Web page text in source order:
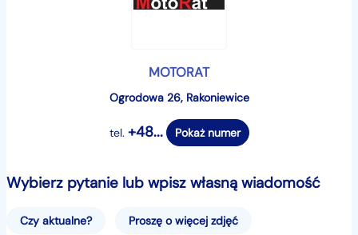
elektrycznym o mocy 1000W przeznaczony dla dzieci
bezpieczeństwa oraz regulację prędkości. Maksymalny
zalecany wzrost - 135cm
### GWARANCJA ###
PRODUKTU NAJWYŻEJ JAKOŚCI !
MOTORAT
Ogrodowa 26, Rakoniewice
tel. +48... Pokaż numer
Wybierz pytanie lub wpisz własną wiadomość
Czy aktualne? Proszę o więcej zdjęć